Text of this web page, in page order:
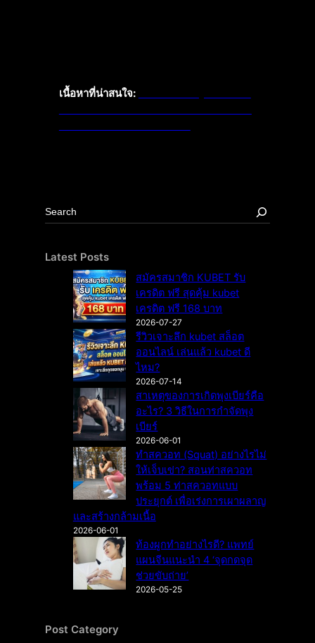
เนื้อหาที่น่าสนใจ:
S
e
rLatest Posts
สมัครสมาชิก KUBET รับ
เครดิต ฟรี สุดคุ้ม kubet
เครดิต ฟรี 168 บาท
2026-07-27
รีวิวเจาะลึก kubet สล็อต
ออนไลน์ เล่นแล้ว kubet ดี
ไหม?
2026-07-14
สาเหตุของการเกิดพุงเบียร์คือ
อะไร? 3 วิธีในการกำจัดพุง
เบียร์
2026-06-01
ทำสควอท (Squat) อย่างไรไม่
ให้เจ็บเข่า? สอนท่าสควอท
พร้อม 5 ท่าสควอทแบบ
ประยุกต์ เพื่อเร่งการเผาผลาญ
และสร้างกล้ามเนื้อ
2026-06-01
ท้องผูกทำอย่างไรดี? แพทย์
แผนจีนแนะนำ 4 ‘จุดกดจุด
ช่วยขับถ่าย’
2026-05-25
Post Category